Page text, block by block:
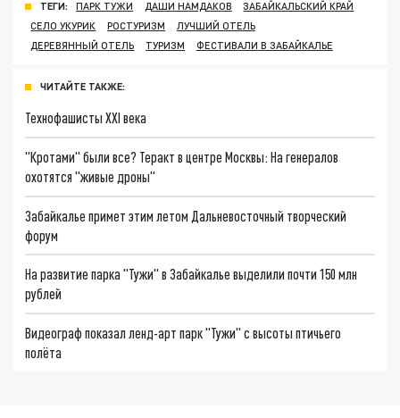
ТЕГИ: ПАРК ТУЖИ ДАШИ НАМДАКОВ
ЗАБАЙКАЛЬСКИЙ КРАЙ
СЕЛО УКУРИК
РОСТУРИЗМ
ЛУЧШИЙ ОТЕЛЬ
ДЕРЕВЯННЫЙ ОТЕЛЬ
ТУРИЗМ ФЕСТИВАЛИ В ЗАБАЙКАЛЬЕ
ЧИТАЙТЕ ТАКЖЕ:
Технофашисты XXI века
"Кротами" были все? Теракт в центре Москвы: На генералов
охотятся "живые дроны"
Забайкалье примет этим летом Дальневосточный творческий
форум
На развитие парка "Тужи" в Забайкалье выделили почти 150 млн
рублей
Видеограф показал ленд-арт парк "Тужи" с высоты птичьего
полёта